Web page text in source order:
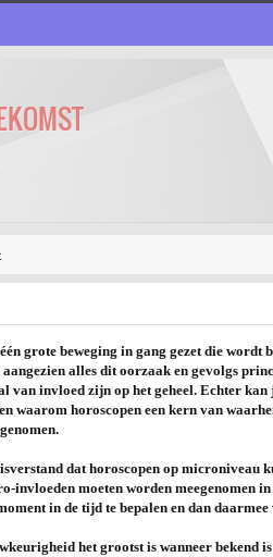
grote beweging in gang gezet die
alles dit oorzaak en gevolgs
van invloed zijn op het geheel. Echter
waarom horoscopen een kern van
dat horoscopen op microniveau
invloeden moeten worden meegenomen
in de tijd te bepalen en dan daarmee
het grootst is wanneer